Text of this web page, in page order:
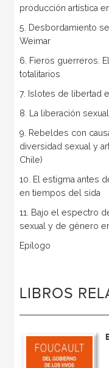
producción artística
5. Desbordamiento
Weimar
6. Fieros guerreros.
totalitarios
7. Islotes de libertad
8. La liberación
9. Rebeldes con
diversidad sexual y
Chile)
10. El estigma antes
en tiempos del sida
11. Bajo el espectro
sexual y de género
Epílogo
LIBROS